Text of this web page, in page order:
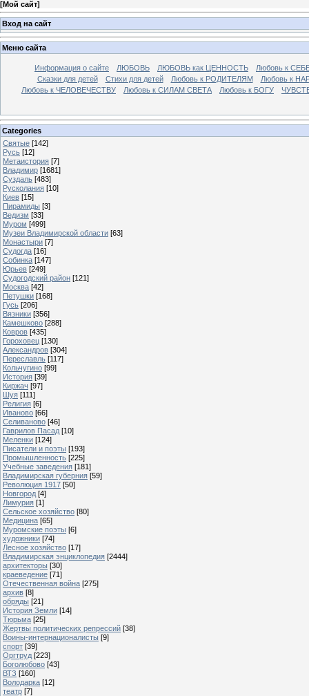
[Мой сайт]
Вход на сайт
Меню сайта
Информация о сайте ЛЮБОВЬ ЛЮБОВЬ как ЦЕННОСТЬ
Любовь к
Сказки для детей
Стихи для детей Любовь к РОДИТЕЛЯМ
Любовь к
Любовь к ЧЕЛОВЕЧЕСТВУ
Любовь к СИЛАМ СВЕТА Любовь к БОГУ
Categories
Святые [142]
Русь [12]
Метаистория [7]
Владимир [1681]
Суздаль [483]
Русколания [10]
Киев [15]
Пирамиды [3]
Ведизм [33]
Муром [499]
Музеи Владимирской области [63]
Монастыри [7]
Судогда [16]
Собинка [147]
Юрьев [249]
Судогодский район [121]
Москва [42]
Петушки [168]
Гусь [206]
Вязники [356]
Камешково [288]
Ковров [435]
Гороховец [130]
Александров [304]
Переславль [117]
Кольчугино [99]
История [39]
Киржач [97]
Шуя [111]
Религия [6]
Иваново [66]
Селиваново [46]
Гаврилов Пасад [10]
Меленки [124]
Писатели и поэты [193]
Промышленность [225]
Учебные заведения [181]
Владимирская губерния [59]
Революция 1917 [50]
Новгород [4]
Лимурия [1]
Сельское хозяйство [80]
Медицина [65]
Муромские поэты [6]
художники [74]
Лесное хозяйство [17]
Владимирская энциклопедия [2444]
архитекторы [30]
краеведение [71]
Отечественная война [275]
архив [8]
обряды [21]
История Земли [14]
Тюрьма [25]
Жертвы политических репрессий [38]
Воины-интернационалисты [9]
спорт [39]
Оргтруд [223]
Боголюбово [43]
ВТЗ [160]
Володарка [12]
театр [7]